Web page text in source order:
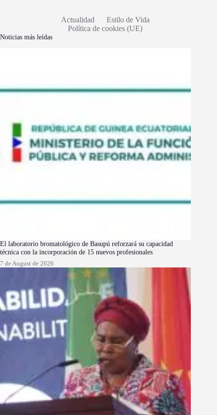
Actualidad
Estilo de Vida
Política de cookies (UE)
Noticias más leídas
El laboratorio bromatológico de Basupú reforzará su capacidad
técnica con la incorporación de 15 nuevos profesionales
7 de August de 2026